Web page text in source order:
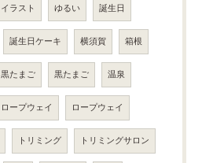
イラスト ゆるい 誕生日
誕生日ケーキ 横須賀 箱根
黒たまご 黒たまご 温泉
ロープウェイ ロープウェイ
トリミング トリミングサロン